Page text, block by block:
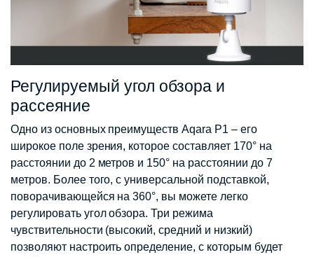
Регулируемый угол обзора и
рассеяние
Одно из основных преимуществ Aqara P1 – его
широкое поле зрения, которое составляет 170° на
расстоянии до 2 метров и 150° на расстоянии до 7
метров. Более того, с универсальной подставкой,
поворачивающейся на 360°, вы можете легко
регулировать угол обзора. Три режима
чувствительности (высокий, средний и низкий)
позволяют настроить определение, с которым будет